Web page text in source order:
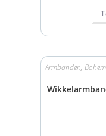
Armbanden,